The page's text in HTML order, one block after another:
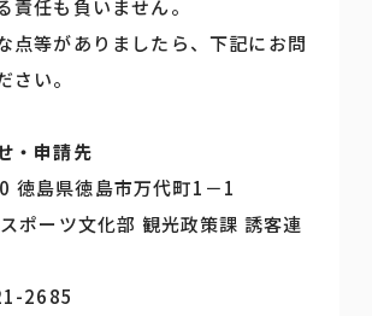
責任も負いません。
点等がありましたら、下記にお問
さい。
・申請先
徳島県徳島市万代町1－1
ポーツ文化部 観光政策課 誘客連
2685